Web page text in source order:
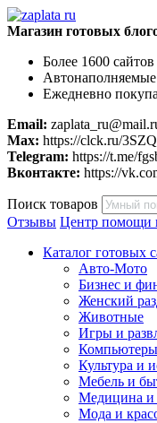
Магазин готовых
Более 1600 сайтов
Ежедневно
Email:
Max: https://clck.ru/
Telegram: https://t.me/
Вконтакте: https://
Поиск товаров
Отзывы Центр помощи
Каталог готовых
Авто-Мото
Бизнес и
Женский
Животные
Игры и
Культура и
Мебель и
Медицина и
Мода и